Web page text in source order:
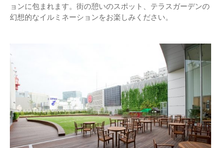
ョンに包まれます。街の憩いのスポット、テラスガーデンの
幻想的なイルミネーションをお楽しみください。